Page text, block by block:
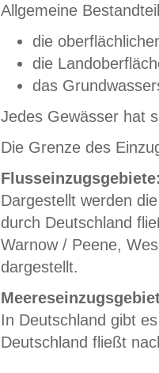
Allgemeine
die
die
das
Jedes Gewässer hat
Die Grenze des
Dargestellt werden
durch Deutschland
Warnow / Peene,
dargestellt.
In Deutschland gibt
Deutschland fließt